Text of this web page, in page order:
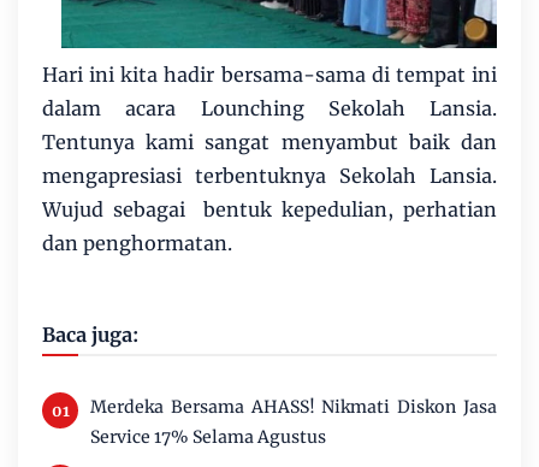
Hari ini kita hadir bersama-sama di tempat ini
dalam acara Lounching Sekolah Lansia.
Tentunya kami sangat menyambut baik dan
mengapresiasi terbentuknya Sekolah Lansia.
Wujud sebagai bentuk kepedulian, perhatian
dan penghormatan.
Baca juga:
Merdeka Bersama AHASS! Nikmati Diskon Jasa
Service 17% Selama Agustus